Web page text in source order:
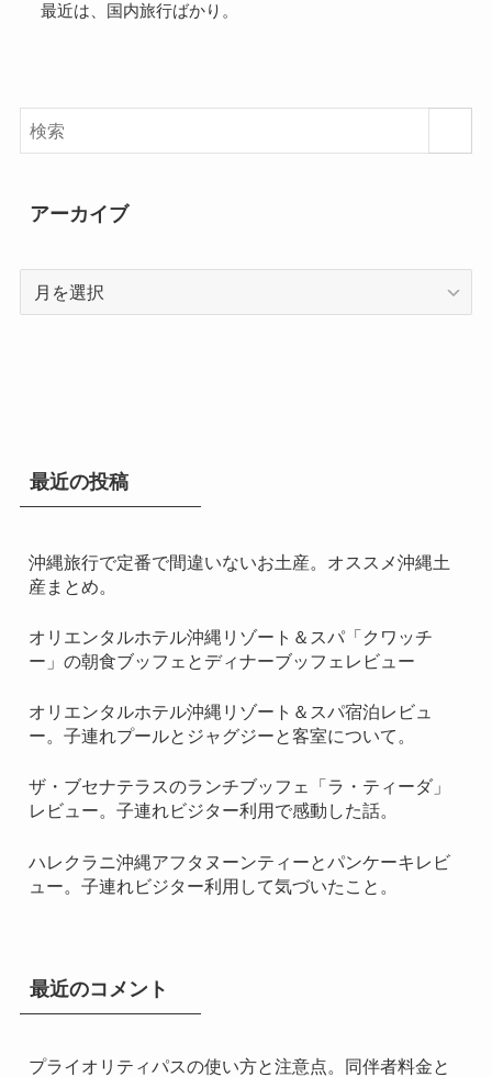
最近は、国内旅行ばかり。
アーカイブ
最近の投稿
沖縄旅行で定番で間違いないお土産。オススメ沖縄土
産まとめ。
オリエンタルホテル沖縄リゾート＆スパ「クワッチ
ー」の朝食ブッフェとディナーブッフェレビュー
オリエンタルホテル沖縄リゾート＆スパ宿泊レビュ
ー。子連れプールとジャグジーと客室について。
ザ・ブセナテラスのランチブッフェ「ラ・ティーダ」
レビュー。子連れビジター利用で感動した話。
ハレクラニ沖縄アフタヌーンティーとパンケーキレビ
ュー。子連れビジター利用して気づいたこと。
最近のコメント
プライオリティパスの使い方と注意点。同伴者料金と